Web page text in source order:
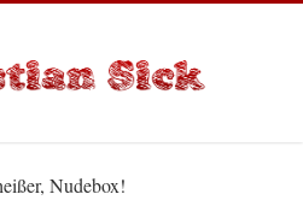
Nudebox!